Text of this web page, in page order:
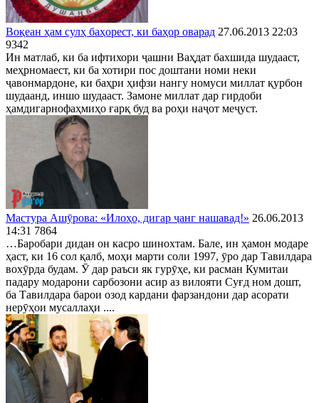
Воқеан ҳам сулҳ баҳорест, ки баҳор оварад 27.06.2013 22:03
9342
Ин матлаб, ки ба ифтихори ҷашни Ваҳдат бахшида шудааст,
меҳрномаест, ки ба хотири пос доштани номи неки
ҷавонмардоне, ки баҳри ҳифзи нангу номуси миллат қурбон
шудаанд, иншо шудааст. Замоне миллат дар гирдоби
ҳамдигарнофаҳмиҳо ғарқ буд ва роҳи наҷот меҷуст.
Мастура Ашӯрова: «Илоҳо, дигар ҷанг нашавад!» 26.06.2013
14:31 7864
…Баробари дидан он касро шинохтам. Бале, ин ҳамон модаре
ҳаст, ки 16 сол қалб, моҳи марти соли 1997, ӯро дар Тавилдара
вохӯрда будам. Ӯ дар раъси як гурӯҳе, ки расман Кумитаи
падару модарони сарбозони асир аз вилояти Суғд ном дошт,
ба Тавилдара барои озод кардани фарзандони дар асорати
нерӯҳои мусаллаҳи ....